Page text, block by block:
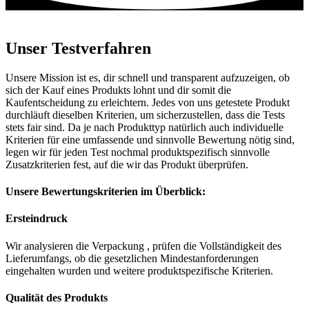
Unser Testverfahren
Unsere Mission ist es, dir schnell und transparent aufzuzeigen, ob
sich der Kauf eines Produkts lohnt und dir somit die
Kaufentscheidung zu erleichtern. Jedes von uns getestete Produkt
durchläuft dieselben Kriterien, um sicherzustellen, dass die Tests
stets fair sind. Da je nach Produkttyp natürlich auch individuelle
Kriterien für eine umfassende und sinnvolle Bewertung nötig sind,
legen wir für jeden Test nochmal produktspezifisch sinnvolle
Zusatzkriterien fest, auf die wir das Produkt überprüfen.
Unsere Bewertungskriterien im Überblick:
Ersteindruck
Wir analysieren die Verpackung , prüfen die Vollständigkeit des
Lieferumfangs, ob die gesetzlichen Mindestanforderungen
eingehalten wurden und weitere produktspezifische Kriterien.
Qualität des Produkts